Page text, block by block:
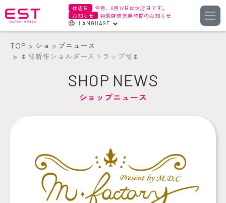
休店日
今月、8月18日は休店日です。
お知らせ
物販店舗営業時間のお知らせ
LANGUAGE
한국어
TOP
ショップニュース
🌷🫧新作ショルダーストラップ🫧🌷
SHOP NEWS
ショップニュース